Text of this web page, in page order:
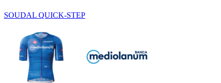
SOUDAL QUICK-STEP